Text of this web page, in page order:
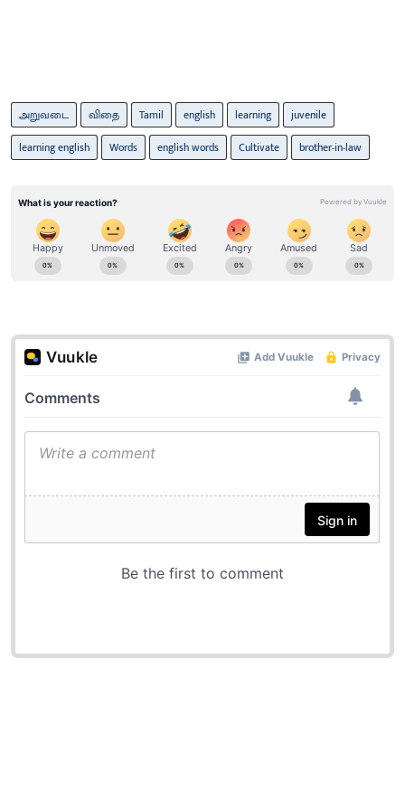
அறுவடை விதை Tamil english learning
juvenile
learning english
Words english words Cultivate brother-in-law